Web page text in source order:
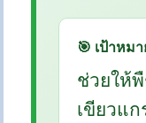
🎯 เป้าหม
ช่วยให้
เขียวแก